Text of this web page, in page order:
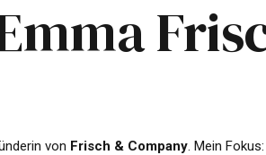
von Frisch & Company. Mein Fokus: